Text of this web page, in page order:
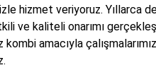
hizmet veriyoruz. Yıllarca
ve kaliteli onarımı
kombi amacıyla